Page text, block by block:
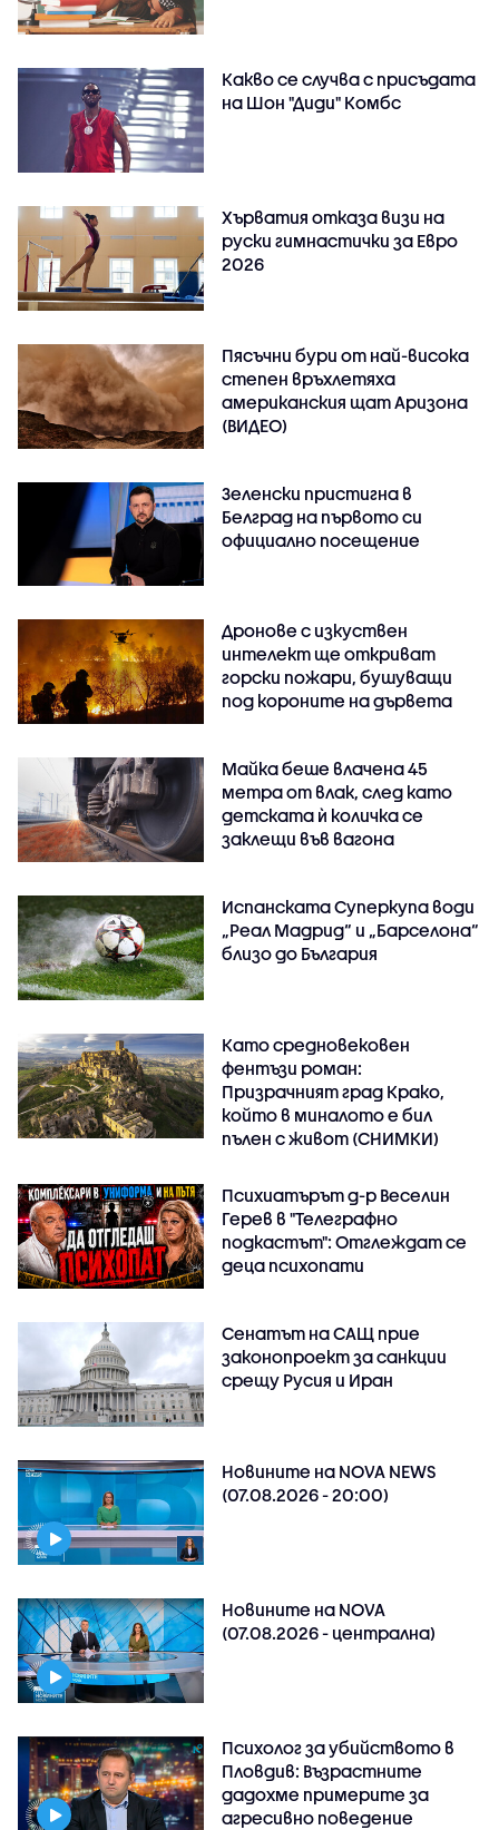
Какво се случва с присъдата
на Шон "Диди" Комбс
Хърватия отказа визи на
руски гимнастички за Евро
2026
Пясъчни бури от най-висока
степен връхлетяха
американския щат Аризона
(ВИДЕО)
Зеленски пристигна в
Белград на първото си
официално посещение
Дронове с изкуствен
интелект ще откриват
горски пожари, бушуващи
под короните на дървета
Майка беше влачена 45
метра от влак, след като
детската ѝ количка се
заклещи във вагона
Испанската Суперкупа води
„Реал Мадрид“ и „Барселона“
близо до България
Като средновековен
фентъзи роман:
Призрачният град Крако,
който в миналото е бил
пълен с живот (СНИМКИ)
Психиатърът д-р Веселин
Герев в "Телеграфно
подкастът": Отглеждат се
деца психопати
Сенатът на САЩ прие
законопроект за санкции
срещу Русия и Иран
Новините на NOVA NEWS
(07.08.2026 - 20:00)
Новините на NOVA
(07.08.2026 - централна)
Психолог за убийството в
Пловдив: Възрастните
дадохме примерите за
агресивно поведение